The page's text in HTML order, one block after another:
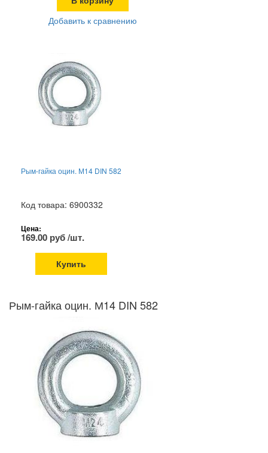
Добавить к сравнению
Рым-гайка оцин. М14 DIN 582
Код товара: 6900332
Цена:
169.00 руб /шт.
Купить
Рым-гайка оцин. М14 DIN 582